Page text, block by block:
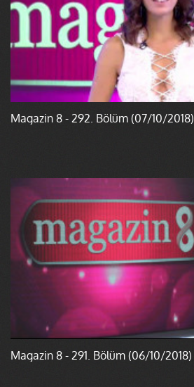
Magazin 8 - 292. Bölüm (07/10/2018)
Magazin 8 - 291. Bölüm (06/10/2018)